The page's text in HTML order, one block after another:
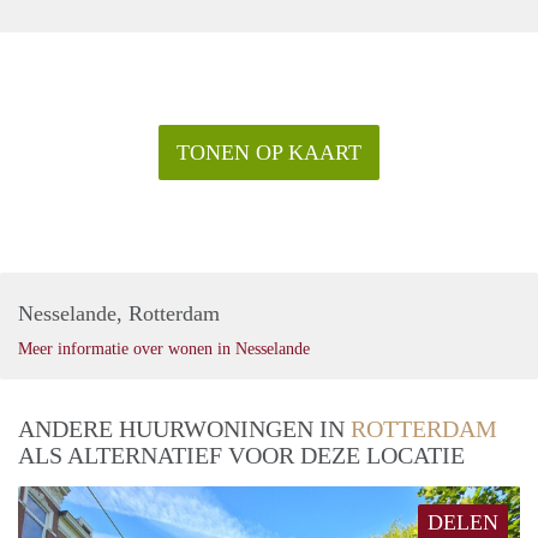
TONEN OP KAART
Nesselande, Rotterdam
Meer informatie over wonen in Nesselande
ANDERE HUURWONINGEN IN ROTTERDAM
ALS ALTERNATIEF VOOR DEZE LOCATIE
DELEN